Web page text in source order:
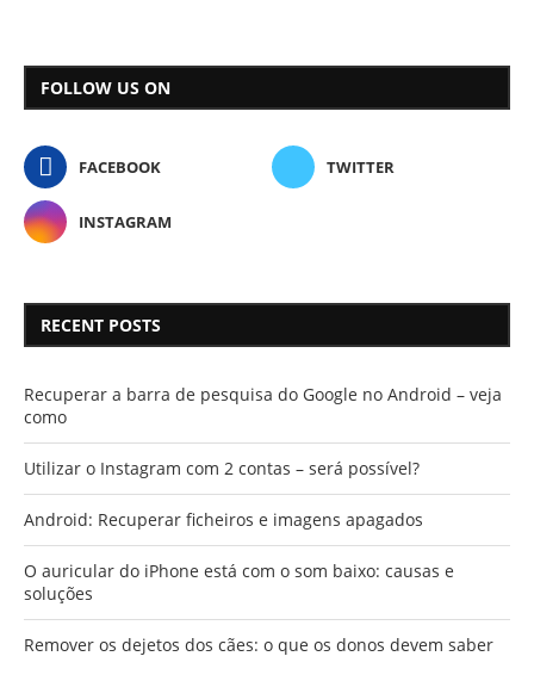
FOLLOW US ON
FACEBOOK TWITTER
INSTAGRAM
RECENT POSTS
Recuperar a barra de pesquisa do Google no Android – veja
como
Utilizar o Instagram com 2 contas – será possível?
Android: Recuperar ficheiros e imagens apagados
O auricular do iPhone está com o som baixo: causas e
soluções
Remover os dejetos dos cães: o que os donos devem saber